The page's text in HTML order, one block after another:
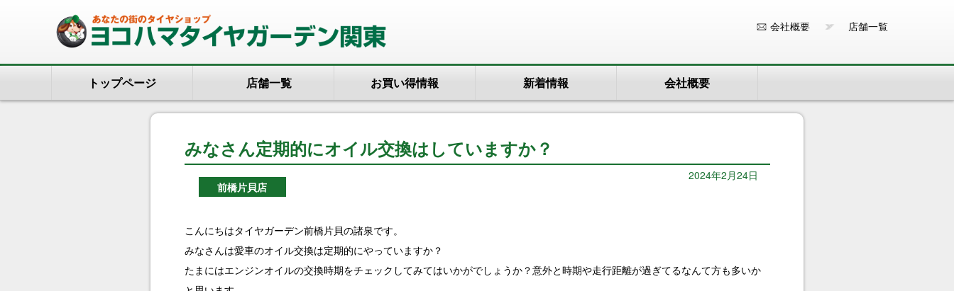
店舗一覧
会社概要
トップページ 店舗一覧 お買い得情報 新着情報 会社概要
みなさん定期的にオイル交換はしていますか？
前橋片貝店
2024年2月24日
こんにちはタイヤガーデン前橋片貝の諸泉です。
みなさんは愛車のオイル交換は定期的にやっていますか？
たまにはエンジンオイルの交換時期をチェックしてみてはいかがでしょうか？意外と時期や走行距離が過ぎてるなんて方も多いか